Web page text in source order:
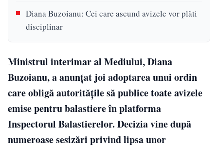
Diana Buzoianu: Cei care ascund avizele vor plăti
disciplinar
Ministrul interimar al Mediului, Diana
Buzoianu, a anunțat joi adoptarea unui ordin
care obligă autoritățile să publice toate avizele
emise pentru balastiere în platforma
Inspectorul Balastierelor. Decizia vine după
numeroase sesizări privind lipsa unor